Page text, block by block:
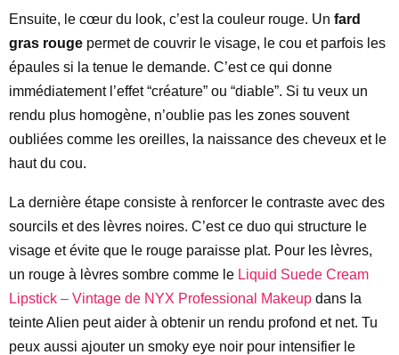
Ensuite, le cœur du look, c’est la couleur rouge. Un fard
gras rouge permet de couvrir le visage, le cou et parfois les
épaules si la tenue le demande. C’est ce qui donne
immédiatement l’effet “créature” ou “diable”. Si tu veux un
rendu plus homogène, n’oublie pas les zones souvent
oubliées comme les oreilles, la naissance des cheveux et le
haut du cou.
La dernière étape consiste à renforcer le contraste avec des
sourcils et des lèvres noires. C’est ce duo qui structure le
visage et évite que le rouge paraisse plat. Pour les lèvres,
un rouge à lèvres sombre comme le Liquid Suede Cream
Lipstick – Vintage de NYX Professional Makeup dans la
teinte Alien peut aider à obtenir un rendu profond et net. Tu
peux aussi ajouter un smoky eye noir pour intensifier le